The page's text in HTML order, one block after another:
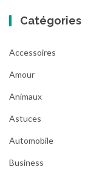
Catégories
Accessoires
Amour
Animaux
Astuces
Automobile
Business